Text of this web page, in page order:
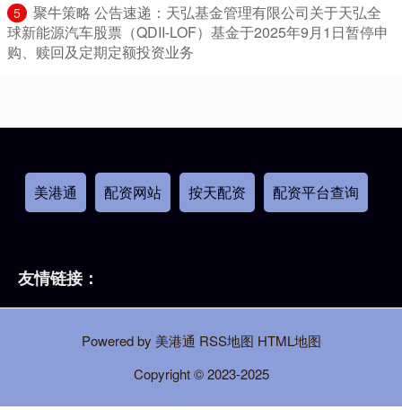
5
​聚牛策略 公告速递：天弘基金管理有限公司关于天弘全
球新能源汽车股票（QDII-LOF）基金于2025年9月1日暂停申
购、赎回及定期定额投资业务
美港通 配资网站 按天配资 配资平台查询
友情链接：
Powered by 美港通 RSS地图 HTML地图
Copyright© 2023-2025